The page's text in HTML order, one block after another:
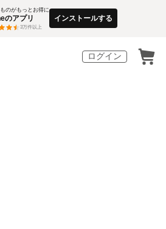
のがもっとお得に
のアプリ
3万件以上
インストールする
ログイン